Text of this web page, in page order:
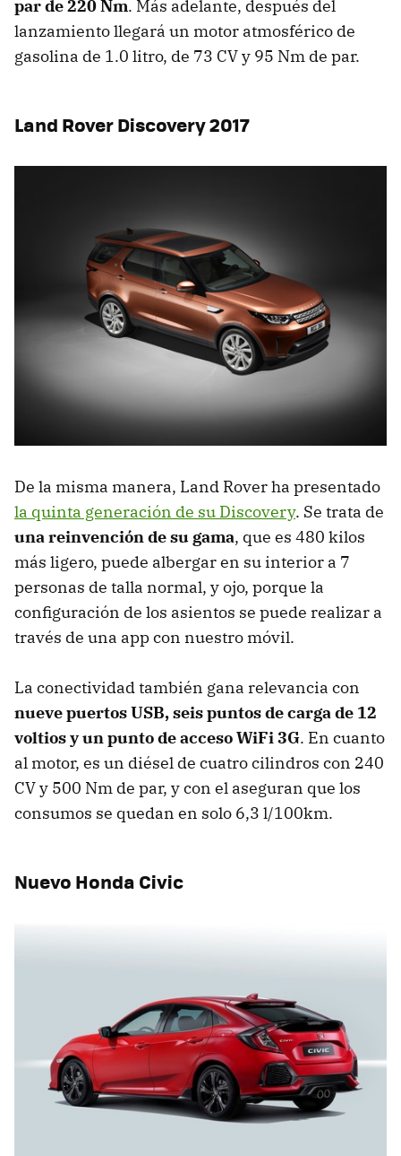
par de 220 Nm. Más adelante, después del
lanzamiento llegará un motor atmosférico de
gasolina de 1.0 litro, de 73 CV y 95 Nm de par.
Land Rover Discovery 2017
De la misma manera, Land Rover ha presentado
la quinta generación de su Discovery. Se trata de
una reinvención de su gama, que es 480 kilos
más ligero, puede albergar en su interior a 7
personas de talla normal, y ojo, porque la
configuración de los asientos se puede realizar a
través de una app con nuestro móvil.
La conectividad también gana relevancia con
nueve puertos USB, seis puntos de carga de 12
voltios y un punto de acceso WiFi 3G. En cuanto
al motor, es un diésel de cuatro cilindros con 240
CV y 500 Nm de par, y con el aseguran que los
consumos se quedan en solo 6,3 l/100km.
Nuevo Honda Civic